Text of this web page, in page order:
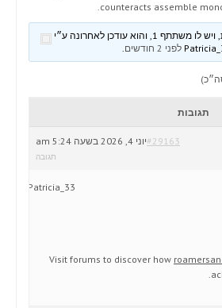
counteracts assemble
לפני 2 חודשים .
תגובות
יוני 4, 2026 בשעה 5:24 am#29163
תגובה
Patricia_33
Visit forums to discover how